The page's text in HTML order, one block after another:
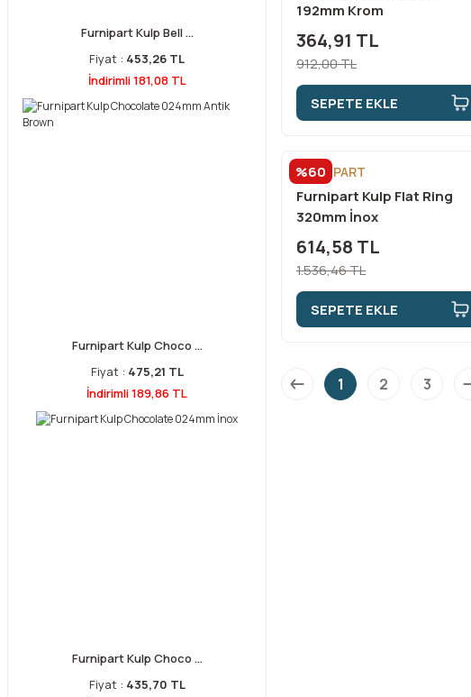
Furnipart Kulp Bell ...
Fiyat : 453,26 TL
İndirimli 181,08 TL
Furnipart Kulp Choco ...
Fiyat : 475,21 TL
İndirimli 189,86 TL
Furnipart Kulp Choco ...
Fiyat : 435,70 TL
192mm Krom
364,91 TL
912,00 TL
SEPETE EKLE
%60
FURNİPART
Furnipart Kulp Flat Ring
320mm İnox
614,58 TL
1.536,46 TL
SEPETE EKLE
1 2 3